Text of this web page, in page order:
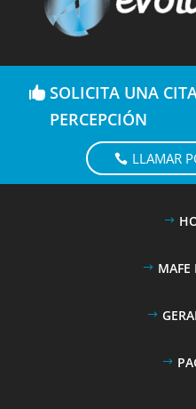
SOLICITA UNA
PERCEPCIÓN
LLAMAR
MAFE